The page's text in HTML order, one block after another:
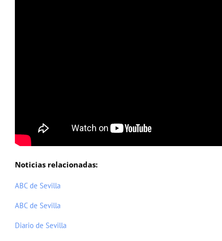
Noticias relacionadas:
ABC de Sevilla
ABC de Sevilla
Diario de Sevilla